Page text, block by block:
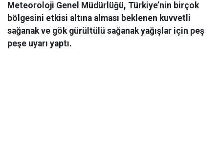
Meteoroloji Genel Müdürlüğü, Türkiye’nin birçok
bölgesini etkisi altına alması beklenen kuvvetli
sağanak ve gök gürültülü sağanak yağışlar için peş
peşe uyarı yaptı.